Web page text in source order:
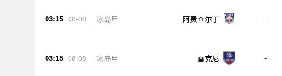
03:15 08-08 冰岛甲 阿费查尔丁 -
03:15 08-08 冰岛甲 雷克尼 -